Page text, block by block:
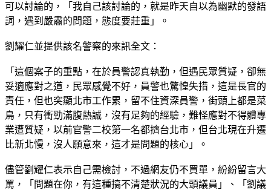
可以討論的，「我自己該討論的，就是昨天自以為幽默的發語
詞，遇到嚴肅的問題，態度要莊重」。
劉耀仁並提供該名警察的來訊全文：
「這個案子的重點，在於員警認真執勤，但遇民眾質疑，卻無
妥適應對之道，民眾感覺不好，員警也驚惶失措，這是長官的
責任，但也突顯北市工作累，留不住資深員警，街頭上都是菜
鳥，只有衝勁滿腹熱誠，沒有足夠的經驗，難怪應對不得體專
業遭質疑，以前官警二校第一名都擠台北市，但台北現在升遷
比新北慢，沒人願意來，這才是問題的核心」。
儘管劉耀仁表示自己需檢討，不過網友仍不買單，紛紛留言大
罵，「問題在你，有這種搞不清楚狀況的大頭議員」、「劉議